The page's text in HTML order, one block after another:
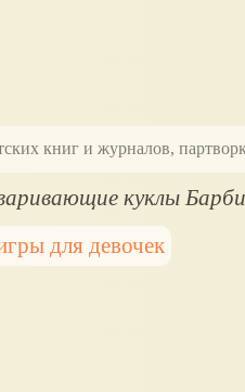
книг и журналов,
куклы
для девочек